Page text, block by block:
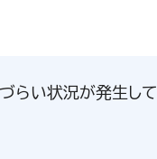
らい状況が発生して